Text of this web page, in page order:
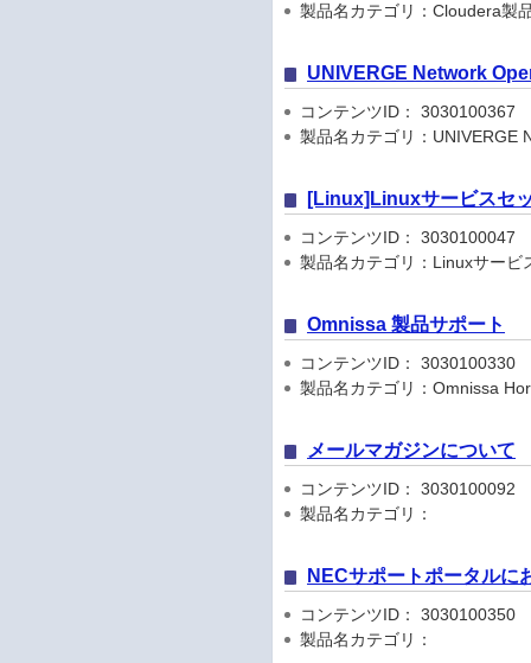
製品名カテゴリ：Cloudera製
UNIVERGE Network
コンテンツID： 3030100367
製品名カテゴリ：UNIVERGE
[Linux]Linuxサービスセ
コンテンツID： 3030100047
製品名カテゴリ：Linuxサービ
Omnissa 製品サポート
コンテンツID： 3030100330
製品名カテゴリ：Omnissa
メールマガジンについて
コンテンツID： 3030100092
製品名カテゴリ：
NECサポートポータルに
コンテンツID： 3030100350
製品名カテゴリ：